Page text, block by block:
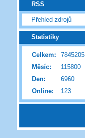
RSS
Přehled zdrojů
Statistiky
Online: 123
Celkem:
7845205
Měsíc:
115800
Den:
6960